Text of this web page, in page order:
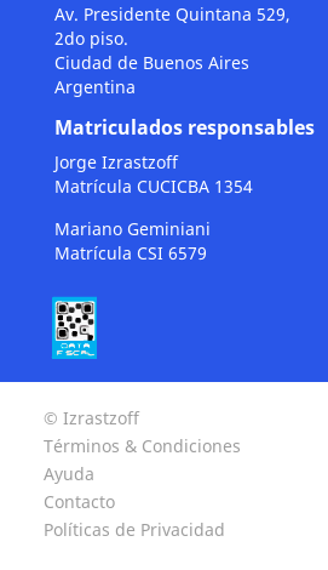
Av. Presidente Quintana 529,
2do piso.
Ciudad de Buenos Aires
Argentina
Matriculados responsables
Jorge Izrastzoff
Matrícula CUCICBA 1354
Mariano Geminiani
Matrícula CSI 6579
© Izrastzoff
Términos & Condiciones
Ayuda
Contacto
Políticas de Privacidad